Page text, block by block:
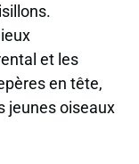
et les
en tête,
jeunes oiseaux